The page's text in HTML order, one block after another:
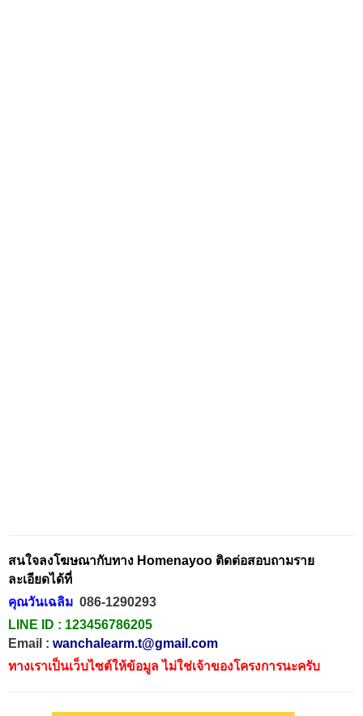
สนใจลงโฆษณากับทาง Homenayoo ติดต่อสอบถามราย
ละเอียดได้ที่
คุณวันเฉลิม 086-1290293
LINE ID : 123456786205
Email : wanchalearm.t@gmail.com
ทางเราเป็นเว็บไซต์ให้ข้อมูล ไม่ใช่เจ้าของโครงการนะครับ